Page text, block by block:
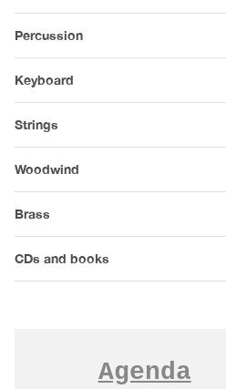
Percussion
Keyboard
Strings
Woodwind
Brass
CDs and books
Agenda